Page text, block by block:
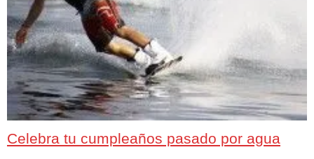
Celebra tu cumpleaños pasado por agua